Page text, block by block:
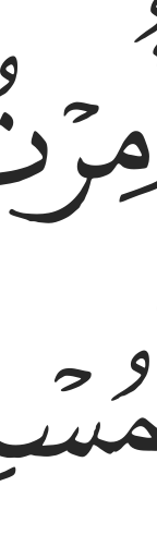
اول المسلمين ١٢
أَكُونَ أَوَّلَ